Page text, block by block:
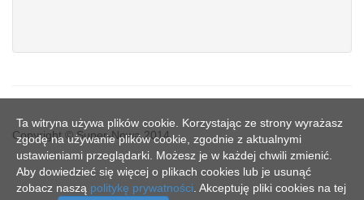
Copyright © Super-Nowa 2014
Ta witryna używa plików cookie. Korzystając ze strony wyrażasz
zgodę na używanie plików cookie, zgodnie z aktualnymi
ustawieniami przeglądarki. Możesz je w każdej chwili zmienić.
Aby dowiedzieć się więcej o plikach cookies lub je usunąć
zobacz naszą politykę prywatności . Akceptuję pliki cookies na tej